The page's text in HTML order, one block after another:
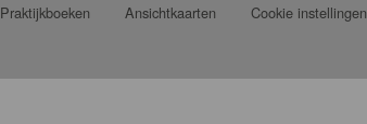
Praktijkboeken Ansichtkaarten Cookie instellingen